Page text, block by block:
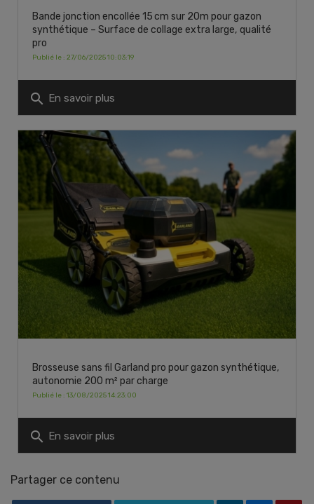
Bande jonction encollée 15 cm sur 20m pour gazon
synthétique – Surface de collage extra large, qualité
pro
Publié le : 27/06/2025 10:03:19
search En savoir plus
Brosseuse sans fil Garland pro pour gazon synthétique,
autonomie 200 m² par charge
Publié le : 13/08/2025 14:23:00
search En savoir plus
Partager ce contenu